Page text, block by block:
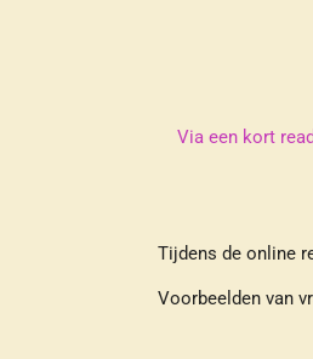
Via een kort
Tijdens de online
Voorbeelden van